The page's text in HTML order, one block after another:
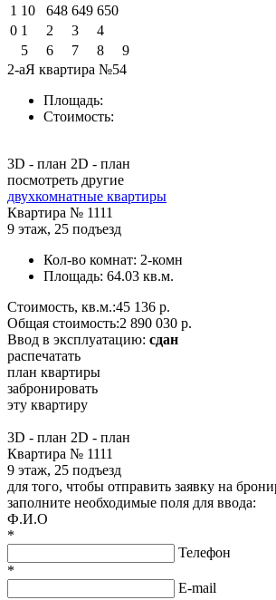
1 10 648 649 650
0 1 2 3
4
5
6 7 8
9
2-аЯ квартира №54
Площадь:
Стоимость:
3D - план 2D - план
посмотреть другие
двухкомнатные квартиры
Квартира № 1111
9 этаж, 25 подъезд
Кол-во комнат: 2-комн
Площадь: 64.03 кв.м.
Стоимость, кв.м.:45 136 р.
Общая стоимость:2 890 030 р.
Ввод в эксплуатацию: сдан
распечатать
план квартиры
забронировать
эту квартиру
3D - план 2D - план
Квартира № 1111
9 этаж, 25 подъезд
для того, чтобы отправить заявку на
заполните необходимые поля для ввода:
Ф.И.О
*
Телефон
*
E-mail